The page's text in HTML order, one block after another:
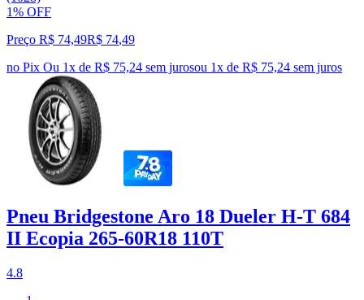
1% OFF
Preço R$ 74,49R$ 74,49
no Pix Ou 1x de R$ 75,24 sem jurosou 1x de R$ 75,24 sem juros
Pneu Bridgestone Aro 18 Dueler H-T 684
II Ecopia 265-60R18 110T
4.8